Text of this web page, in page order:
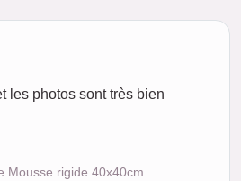
les photos sont très bien
Mousse rigide 40x40cm